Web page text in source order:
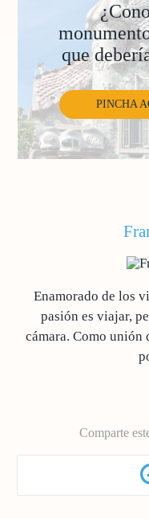
que
PINCHA
Enamorado de los
pasión es viajar,
cámara. Como unión
Comparte